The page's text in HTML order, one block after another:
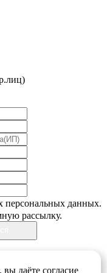
персональных данных.
рассылку.
даёте согласие